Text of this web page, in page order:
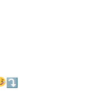
⤵︎ ︎